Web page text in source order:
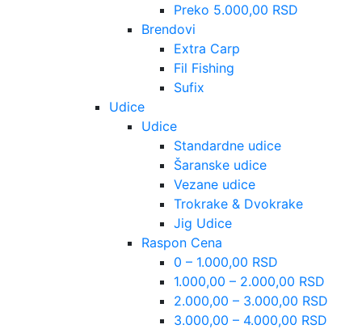
Preko 5.000,00 RSD
Brendovi
Extra Carp
Fil Fishing
Sufix
Udice
Udice
Standardne udice
Šaranske udice
Vezane udice
Trokrake & Dvokrake
Jig Udice
Raspon Cena
0 – 1.000,00 RSD
1.000,00 – 2.000,00 RSD
2.000,00 – 3.000,00 RSD
3.000,00 – 4.000,00 RSD